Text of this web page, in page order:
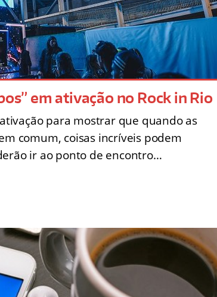
em ativação no Rock in Rio
para mostrar que quando as
comum, coisas incríveis podem
ir ao ponto de encontro…